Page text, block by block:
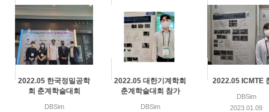
2022.05 한국정밀공학
회 춘계학술대회
DBSim
2022.05 대한기계학회
춘계학술대회 참가
DBSim
2022.05 ICMTE
DBSim
2023.01.09